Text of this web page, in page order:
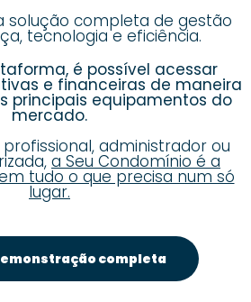
solução completa de gestão
tecnologia e eficiência.
é possível acessar
e financeiras de maneira
principais equipamentos do
mercado.
administrador ou
a Seu Condomínio é a
tudo o que precisa num só
lugar.
completa